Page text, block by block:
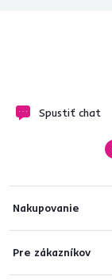
Spustiť chat
Nakupovanie
Pre zákazníkov